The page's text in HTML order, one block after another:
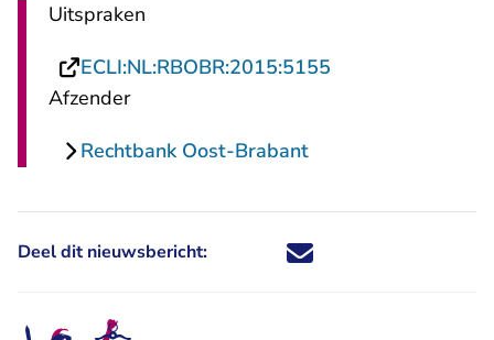
Uitspraken
ECLI:NL:RBOBR:2015:5155
Afzender
Rechtbank Oost-Brabant
Deel dit nieuwsbericht: Deel dit nieuwsbericht via X -
Deel dit nieuwsbericht via
Deel dit nieuwsbericht
Deel dit